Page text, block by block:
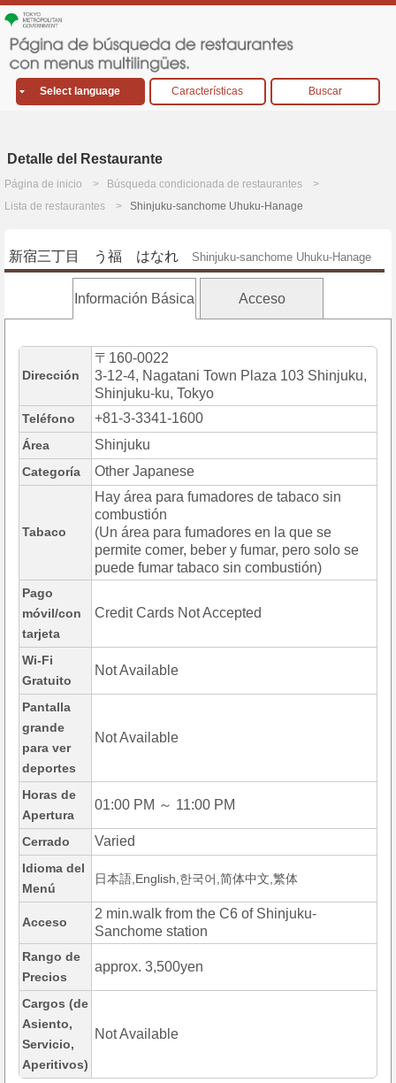
Select language Características Buscar
Detalle del Restaurante
Página de inicio
Búsqueda condicionada de restaurantes
Lista de restaurantes
Shinjuku-sanchome Uhuku-Hanage
新宿三丁目 う福 はなれ Shinjuku-sanchome Uhuku-Hanage
Información Básica Acceso
Dirección
〒160-0022
3-12-4, Nagatani Town Plaza 103 Shinjuku,
Shinjuku-ku, Tokyo
Teléfono +81-3-3341-1600
Área Shinjuku
Categoría Other Japanese
Tabaco
Hay área para fumadores de tabaco sin
combustión
(Un área para fumadores en la que se
permite comer, beber y fumar, pero solo se
puede fumar tabaco sin combustión)
Pago
móvil/con
tarjeta
Credit Cards Not Accepted
Wi-Fi
Gratuito
Not Available
Pantalla
grande
para ver
deportes
Not Available
Horas de
Apertura
01:00 PM ～ 11:00 PM
Cerrado Varied
Idioma del
Menú
日本語,English,한국어,简体中文,繁体
Acceso
2 min.walk from the C6 of Shinjuku-
Sanchome station
Rango de
Precios
approx. 3,500yen
Cargos (de
Asiento,
Servicio,
Aperitivos)
Not Available